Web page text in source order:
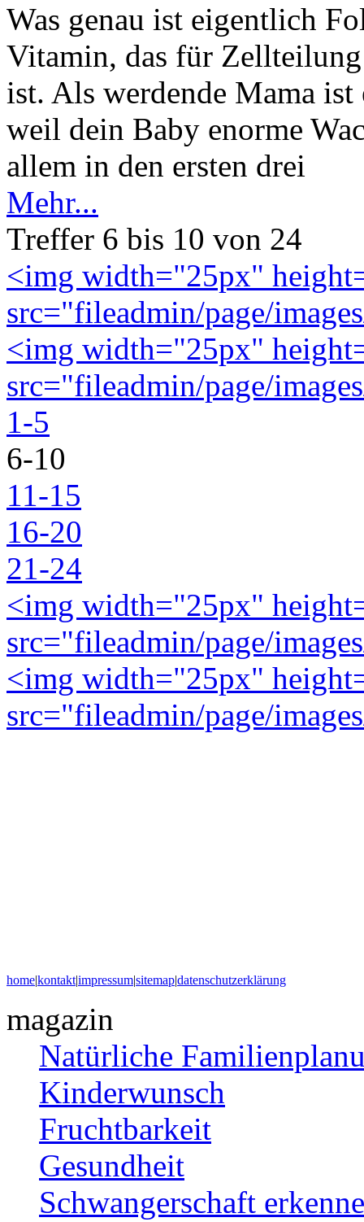
Was genau ist eigentlich
Vitamin, das für
ist. Als werdende Mama
weil dein Baby enorme
allem in den ersten drei
Mehr...
Treffer 6 bis 10 von 24
<img width="25px"
src="fileadmin/page/
<img width="25px"
src="fileadmin/page/
1-5
6-10
11-15
16-20
21-24
<img width="25px"
src="fileadmin/page/
<img width="25px"
src="fileadmin/page/
home|kontakt|impressum|sitemap|datenschutzerklärung
magazin
Natürliche
Kinderwunsch
Fruchtbarkeit
Gesundheit
Schwangerschaft